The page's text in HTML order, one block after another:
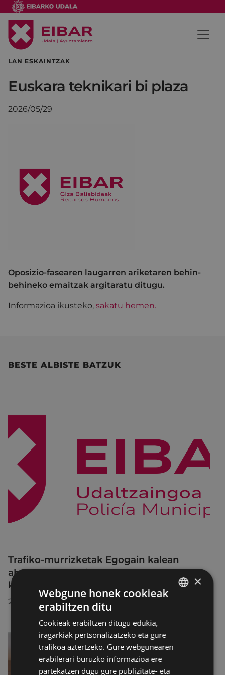
LAN ESKAINTZAK
Euskara teknikari bi plaza
2026/05/29
Oposizio-fasearen laugarren ariketaren behin-
behineko emaitzak argitaratu ditugu.
Informazioa ikusteko, sakatu hemen.
BESTE ALBISTE BATZUK
Trafiko-murrizketak Egogain kalean
abuztuaren 10etik abuztuaren 23ra,
konponketa-lanak direla-eta
2026/07/30
×
Webgune honek cookieak
erabiltzen ditu
Cookieak erabiltzen ditugu edukia,
iragarkiak pertsonalizatzeko eta gure
trafikoa aztertzeko. Gure webgunearen
erabilerari buruzko informazioa ere
partekatzen dugu gure publizitate- eta